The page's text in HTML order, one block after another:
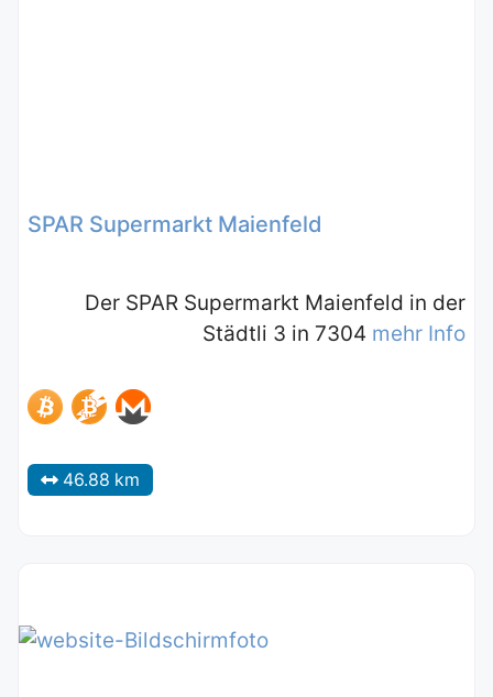
SPAR Supermarkt Maienfeld
Der SPAR Supermarkt Maienfeld in der
Städtli 3 in 7304 mehr Info
46.88 km